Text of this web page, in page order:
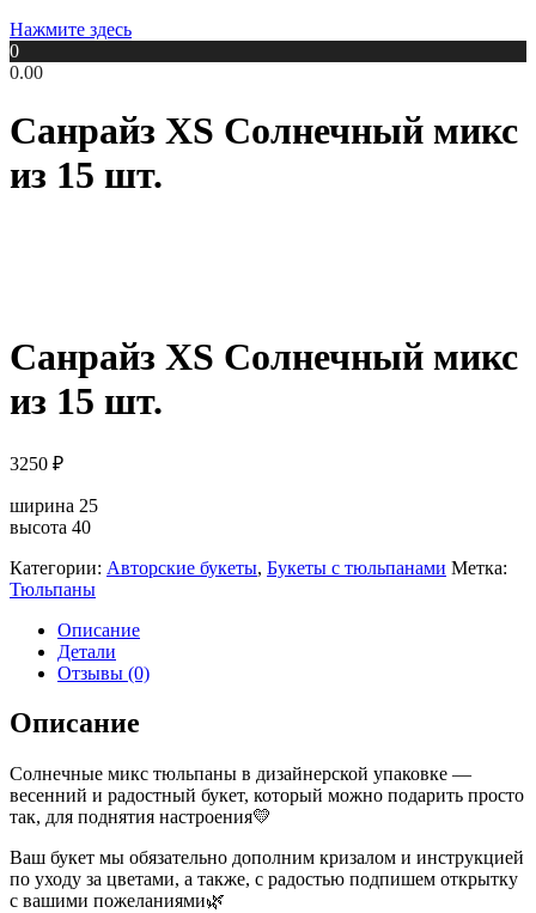
Нажмите здесь
0
0.00
Санрайз XS Солнечный микс
из 15 шт.
Санрайз XS Солнечный микс
из 15 шт.
3250 ₽
ширина 25
высота 40
Категории: Авторские букеты, Букеты с тюльпанами Метка:
Тюльпаны
Описание
Детали
Отзывы (0)
Описание
Солнечные микс тюльпаны в дизайнерской упаковке —
весенний и радостный букет, который можно подарить просто
так, для поднятия настроения💛
Ваш букет мы обязательно дополним кризалом и инструкцией
по уходу за цветами, а также, с радостью подпишем открытку
с вашими пожеланиями🌿